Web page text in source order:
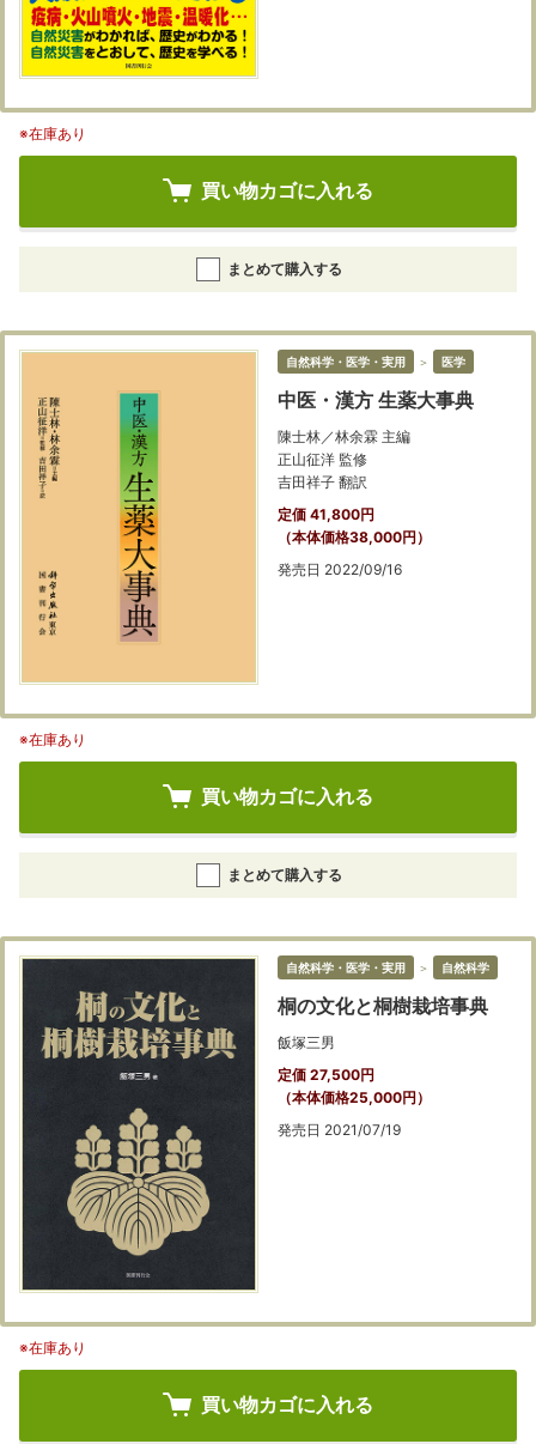
※在庫あり
買い物カゴに入れる
まとめて購入する
自然科学・医学・実用 ＞ 医学
中医・漢方 生薬大事典
陳士林／林余霖 主編
正山征洋 監修
吉田祥子 翻訳
定価 41,800円
（本体価格38,000円）
発売日 2022/09/16
※在庫あり
買い物カゴに入れる
まとめて購入する
自然科学・医学・実用 ＞ 自然科学
桐の文化と桐樹栽培事典
飯塚三男
定価 27,500円
（本体価格25,000円）
発売日 2021/07/19
※在庫あり
買い物カゴに入れる